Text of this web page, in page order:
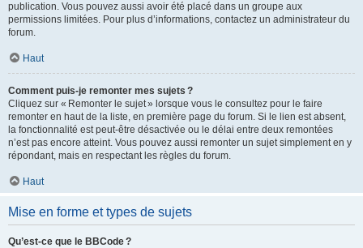
publication. Vous pouvez aussi avoir été placé dans un groupe aux
permissions limitées. Pour plus d’informations, contactez un administrateur du
forum.
Haut
Comment puis-je remonter mes sujets ?
Cliquez sur « Remonter le sujet » lorsque vous le consultez pour le faire
remonter en haut de la liste, en première page du forum. Si le lien est absent,
la fonctionnalité est peut-être désactivée ou le délai entre deux remontées
n’est pas encore atteint. Vous pouvez aussi remonter un sujet simplement en y
répondant, mais en respectant les règles du forum.
Haut
Mise en forme et types de sujets
Qu’est-ce que le BBCode ?